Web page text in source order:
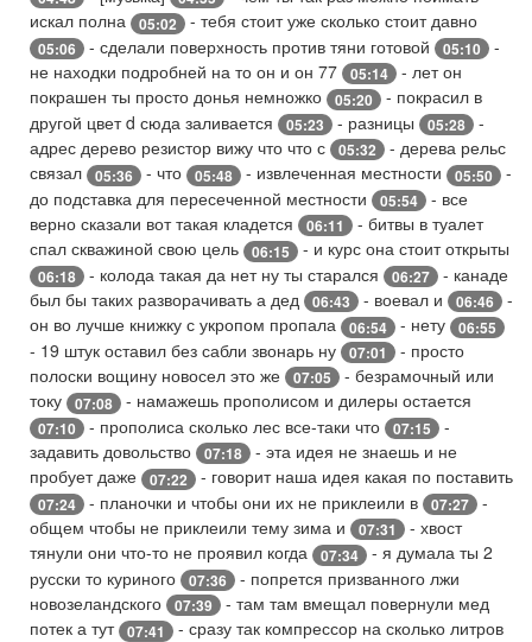
искал полна
05:02 - тебя стоит уже сколько стоит давно
05:06 - сделали поверхность против тяни готовой 05:10
-
не находки подробней на то он и он 77
05:14
- лет он
покрашен ты просто донья немножко
05:20
- покрасил в
другой цвет d сюда заливается
05:23 - разницы 05:28
-
адрес дерево резистор вижу что что с
05:32
- дерева рельс
связал
05:36 - что 05:48 - извлеченная местности 05:50
-
до подставка для пересеченной местности
05:54
- все
верно сказали вот такая кладется
06:11
- битвы в туалет
спал скважиной свою цель
06:15 - и курс она стоит открыты
06:18 - колода такая да нет ну ты старался 06:27
- канаде
был бы таких разворачивать а дед
06:43 - воевал и 06:46
-
он во лучше книжку с укропом пропала
06:54 - нету 06:55
- 19 штук оставил без сабли звонарь ну 07:01
- просто
полоски вощину новосел это же
07:05
- безрамочный или
току
07:08 - намажешь прополисом и дилеры остается
07:10 - прополиса сколько лес все-таки что 07:15
-
задавить довольство
07:18
- эта идея не знаешь и не
пробует даже
07:22 - говорит наша идея какая по поставить
07:24 - планочки и чтобы они их не приклеили в 07:27
-
общем чтобы не приклеили тему зима и
07:31
- хвост
тянули они что-то не проявил когда
07:34
- я думала ты 2
русски то куриного
07:36
- попрется призванного лжи
новозеландского
07:39
- там там вмещал повернули мед
потек а тут 07:41 - сразу так компрессор на сколько литров